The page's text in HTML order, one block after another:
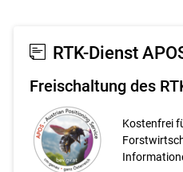
RTK-Dienst
Freischaltung des
Kostenfrei